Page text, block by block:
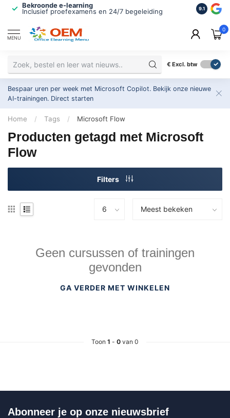
Bekroonde e-learning
Inclusief proefexamens en 24/7 begeleiding
ISO
2.500+
9.1
MENU
0
€ Excl. btw
Bespaar uren per week met Microsoft Copilot. Bekijk onze nieuwe
AI-trainingen. Direct starten
Home / Tags / Microsoft Flow
Producten getagd met Microsoft
Flow
Filters
Geen cursussen of trainingen
gevonden
GA VERDER MET WINKELEN
Toon 1 - 0 van 0
Abonneer je op onze nieuwsbrief